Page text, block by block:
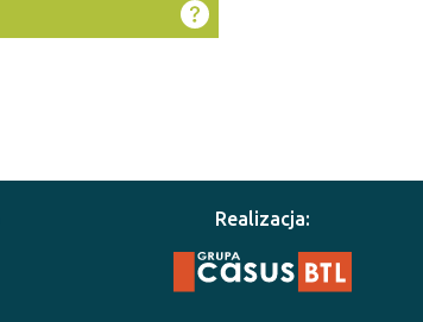
Realizacja: